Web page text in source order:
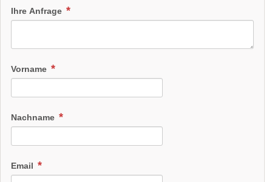
Ihre Anfrage
Vorname
Nachname
Email